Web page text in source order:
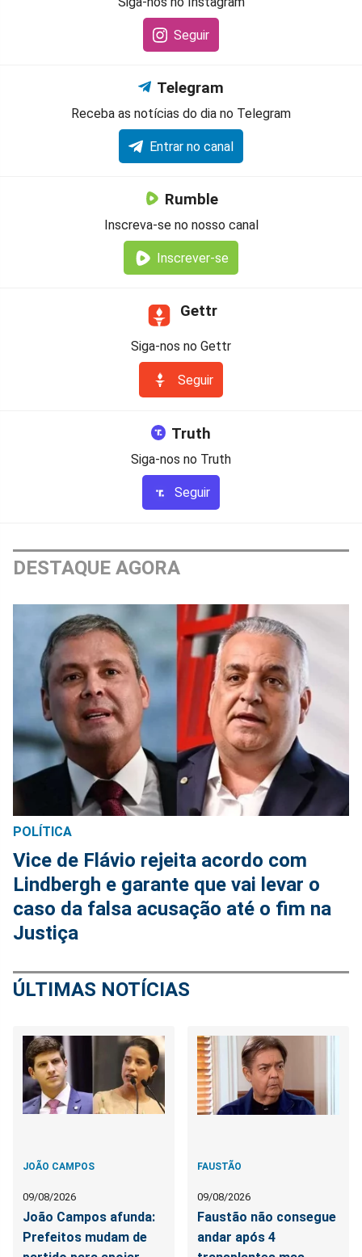
Seguir
Telegram
Receba as notícias do dia no Telegram
Entrar no canal
Rumble
Inscreva-se no nosso canal
Inscrever-se
Gettr
Siga-nos no Gettr
Seguir
Truth
Siga-nos no Truth
Seguir
DESTAQUE AGORA
POLÍTICA
Vice de Flávio rejeita acordo com
Lindbergh e garante que vai levar o
caso da falsa acusação até o fim na
Justiça
ÚLTIMAS NOTÍCIAS
JOÃO CAMPOS
09/08/2026
João Campos afunda:
Prefeitos mudam de
FAUSTÃO
09/08/2026
Faustão não consegue
andar após 4